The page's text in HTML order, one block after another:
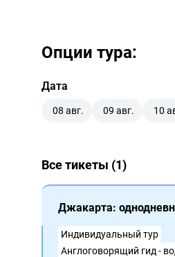
Опции тура:
Дата
08 авг. 09 авг. 10
Все тикеты (1)
Джакарта:
Индивидуальный тур
Англоговорящий гид -